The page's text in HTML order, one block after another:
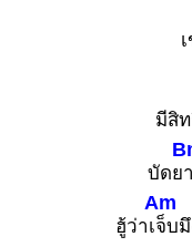
มีสิท
บัดย
ฮู้ว่าเ
Am
จ็บมึ